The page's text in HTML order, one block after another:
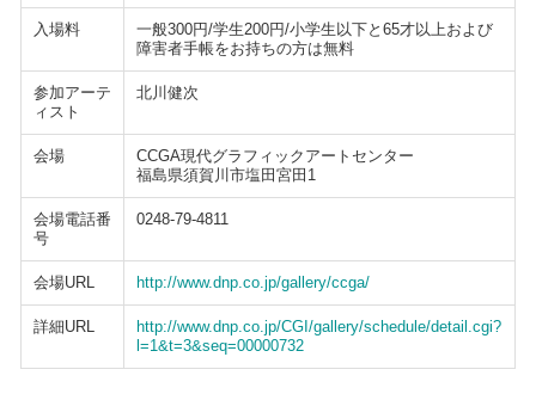
入場料
一般300円/学生200円/小学生以下と65才以上および
障害者手帳をお持ちの方は無料
参加アーテ
ィスト
北川健次
会場
CCGA現代グラフィックアートセンター
福島県須賀川市塩田宮田1
会場電話番
号
0248-79-4811
会場URL http://www.dnp.co.jp/gallery/ccga/
詳細URL
http://www.dnp.co.jp/CGI/gallery/schedule/detail.cgi?
l=1&t=3&seq=00000732